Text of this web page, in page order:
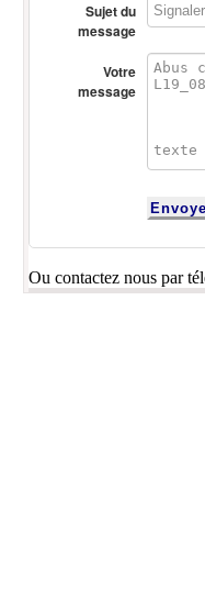
Sujet du
message
Votre
message
Ou contactez nous par